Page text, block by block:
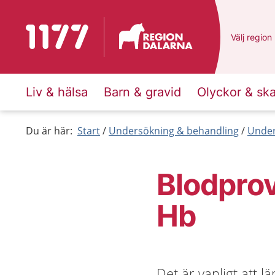
Till startsidan för 1177 Du har valt
Välj en
region
Liv & hälsa Barn & gravid Olyckor &
Du är här: Start Undersökning & behandling
Hb